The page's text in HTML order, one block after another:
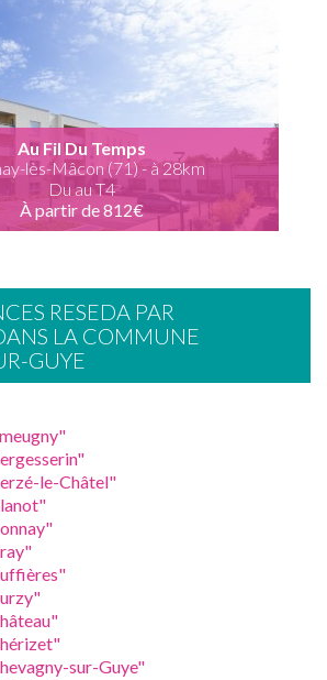
Au Fil Du Temps
lès-Mâcon (71) - à 28km
Du au T4
À partir de 812€
RESEDA PAR
LA COMMUNE
GUYE
le-Châtel"
sur-Guye"